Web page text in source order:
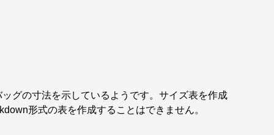
グの寸法を示しているようです。サイズ表を作成
形式の表を作成することはできません。